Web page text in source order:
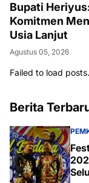
Bupati
Komitmen
Usia Lanjut
Agustus 05, 2026
Failed to load posts.
Berita